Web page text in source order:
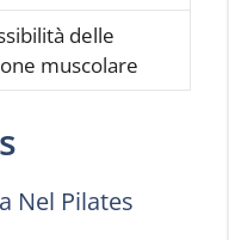
delle
muscolare
Nel Pilates